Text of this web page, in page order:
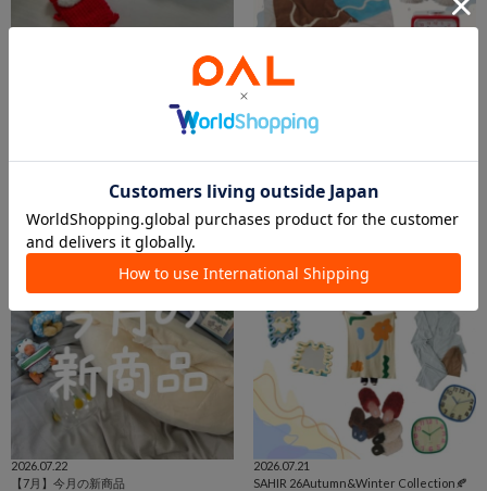
【かわいすぎる】カラフルアイテム
【SAHIR New Collection】
2026.07.22
【7月】今月の新商品
2026.07.21
SAHIR 26Autumn&Winter Collection🍂